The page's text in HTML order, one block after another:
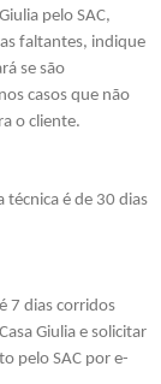
pelo SAC,
faltantes, indique
se são
casos que não
o cliente.
técnica é de 30 dias
7 dias corridos
Giulia e solicitar
pelo SAC por e-